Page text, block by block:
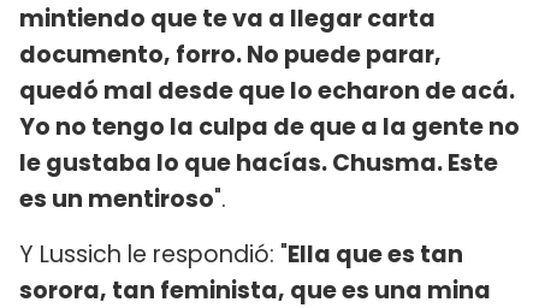
mintiendo que te va a llegar carta
documento, forro. No puede parar,
quedó mal desde que lo echaron de acá.
Yo no tengo la culpa de que a la gente no
le gustaba lo que hacías. Chusma. Este
es un mentiroso".
Y Lussich le respondió: "Ella que es tan
sorora, tan feminista, que es una mina